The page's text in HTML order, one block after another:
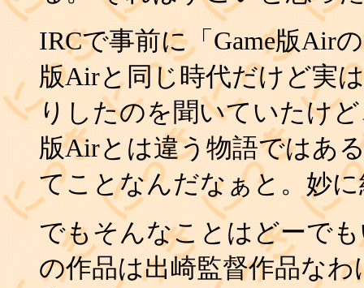
IRCで事前に「Game版Air
版Airと同じ時代だけど実
りしたのを聞いていたけ
版Airとは違う物語ではあ
てことなんだなぁと。妙
でもそんなことはどーで
の作品は出崎監督作品な